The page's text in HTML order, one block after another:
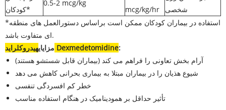
کودکان*
0.5-2 mcg/kg
mcg/kg/hr
شخصی
*استفاده در بیماران کودکان ممکن است براساس دستورالعمل های منطقه
ای متفاوت باشد.
مزایای هیدروکلراید Dexmedetomidine:
آرام بخش تعاونی را فراهم می کند (بیماران قابل شستشو هستند)
شیوع هذیان را در بیماران مبتلا به بیماری بحرانی کاهش می دهد
خطر کم افسردگی تنفسی
تأثیر حداقل بر همودینامیک در هنگام استفاده مناسب